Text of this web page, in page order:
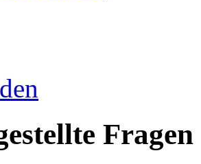
Fragen